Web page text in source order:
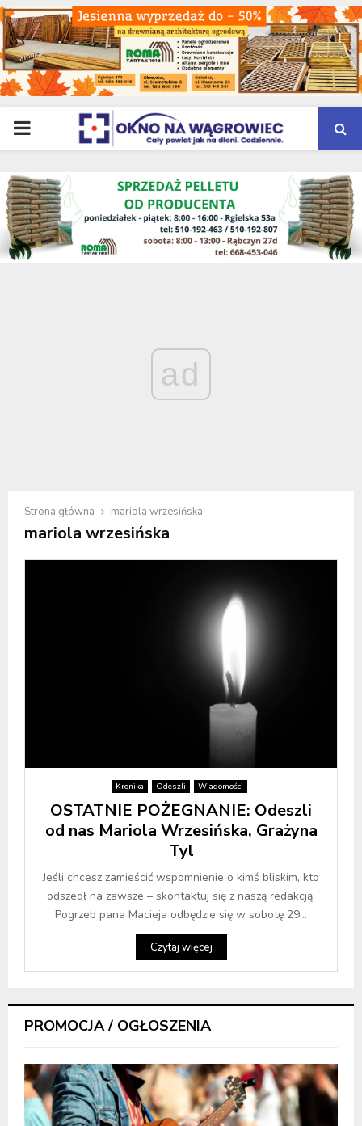
PRIMARY
MENU
ad
Strona główna mariola wrzesińska
mariola wrzesińska
Kronika Odeszli Wiadomości
OSTATNIE POŻEGNANIE: Odeszli
od nas Mariola Wrzesińska, Grażyna
Tyl
Jeśli chcesz zamieścić wspomnienie o kimś bliskim, kto
odszedł na zawsze – skontaktuj się z naszą redakcją.
Pogrzeb pana Macieja odbędzie się w sobotę 29...
Czytaj więcej
PROMOCJA / OGŁOSZENIA